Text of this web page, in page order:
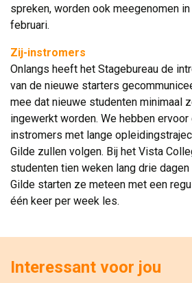
spreken, worden ook meegenomen
februari.
Zij-instromers
Onlangs heeft het Stagebureau de
van de nieuwe starters
mee dat nieuwe studenten minimaal
ingewerkt worden. We hebben
instromers met lange
Gilde zullen volgen. Bij het Vista
studenten tien weken lang drie
Gilde starten ze meteen met een
één keer per week les.
Interessant voor jou